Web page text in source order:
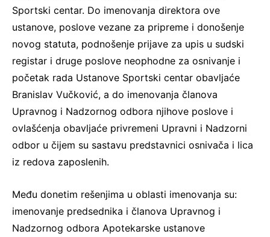
Sportski centar. Do imenovanja direktora ove
ustanove, poslove vezane za pripreme i donošenje
novog statuta, podnošenje prijave za upis u sudski
registar i druge poslove neophodne za osnivanje i
početak rada Ustanove Sportski centar obavljaće
Branislav Vučković, a do imenovanja članova
Upravnog i Nadzornog odbora njihove poslove i
ovlašćenja obavljaće privremeni Upravni i Nadzorni
odbor u čijem su sastavu predstavnici osnivača i lica
iz redova zaposlenih.
Među donetim rešenjima u oblasti imenovanja su:
imenovanje predsednika i članova Upravnog i
Nadzornog odbora Apotekarske ustanove